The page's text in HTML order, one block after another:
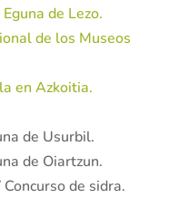
de Lezo.
de los Museos
en Azkoitia.
de Usurbil.
de Oiartzun.
de sidra.